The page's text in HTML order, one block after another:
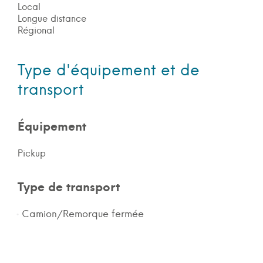
Local
Longue distance
Régional
Type d'équipement et de
transport
Équipement
Pickup
Type de transport
Camion/Remorque fermée